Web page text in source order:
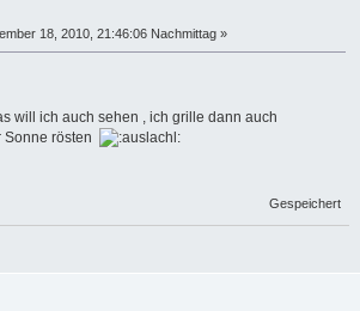
18, 2010, 21:46:06 Nachmittag »
will ich auch sehen , ich grille dann auch
rösten
Gespeichert